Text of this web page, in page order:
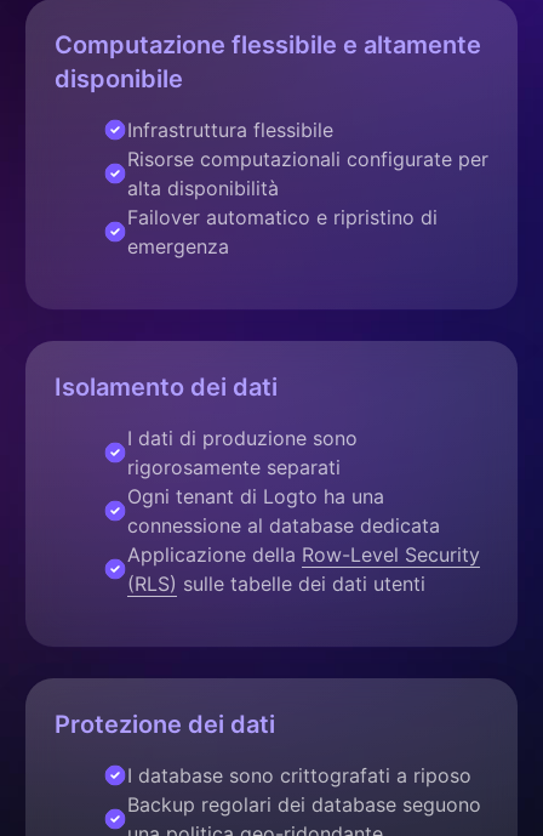
Computazione flessibile e altamente
disponibile
Infrastruttura flessibile
Risorse computazionali configurate per
alta disponibilità
Failover automatico e ripristino di
emergenza
Isolamento dei dati
I dati di produzione sono
rigorosamente separati
Ogni tenant di Logto ha una
connessione al database dedicata
Applicazione della Row-Level Security
(RLS) sulle tabelle dei dati utenti
Protezione dei dati
I database sono crittografati a riposo
Backup regolari dei database seguono